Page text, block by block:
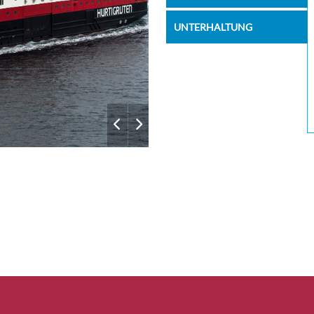
04:35 04:50
07:10 07:45
11:00 11:30
14:15 18:15
22:10 22:25
16:40 17:00
UNTERHALTUNG